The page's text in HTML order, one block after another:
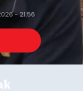
- 21:56